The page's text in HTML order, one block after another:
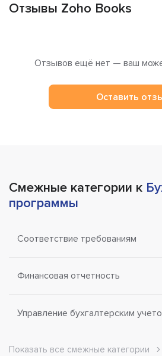
Отзывы Zoho Books
Отзывов ещё нет — ваш
Оставить
Смежные категории к
программы
Соответствие требованиям
Финансовая отчетность
Управление бухгалтерским
Показать все смежные категории